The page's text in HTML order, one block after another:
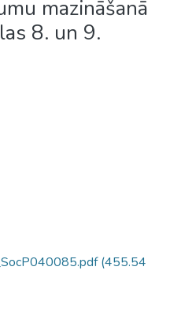
mazināšanā
8. un 9.
(455.54